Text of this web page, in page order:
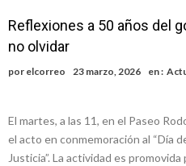
Vassalli: en potencial y con
del ferrocarril
Violento robo en la zona rural
adultos mayores
Colecta solidaria de juguetes
Reflexiones a 50 años del
no olvidar
por elcorreo 23 marzo, 2026 en :
El martes, a las 11, en el Paseo
el acto en conmemoración al “Día
Justicia”. La actividad es